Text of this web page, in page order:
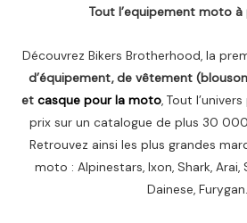
Tout l’equipement moto à
Découvrez Bikers Brotherhood, la
d’équipement, de vêtement
et casque pour la moto, Tout
prix sur un catalogue de plus 30
Retrouvez ainsi les plus grandes
moto : Alpinestars, Ixon, Shark, Arai,
Dainese,